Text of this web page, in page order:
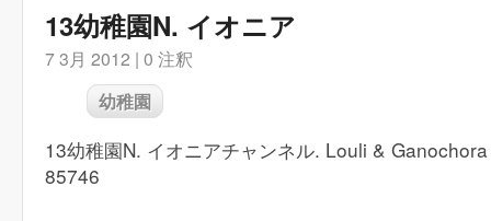
13幼稚園N. イオニア
7 3月 2012 | 0 注釈
幼稚園
13幼稚園N. イオニアチャンネル. Louli &
85746